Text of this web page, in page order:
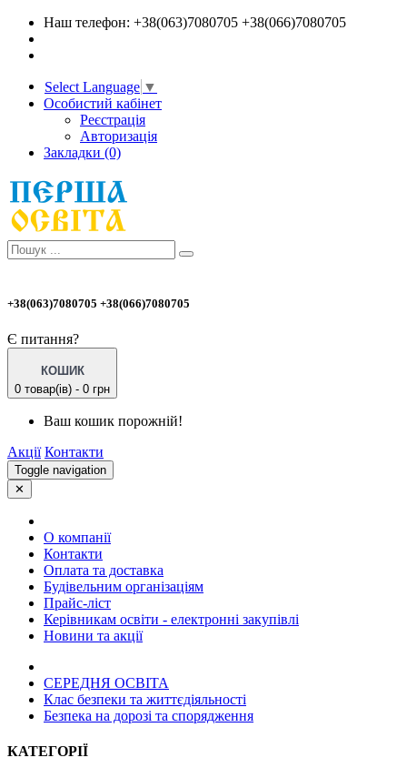
Наш телефон: +38(063)7080705 +38(066)7080705
Select Language ▼
Особистий кабінет
Реєстрація
Авторизація
Закладки (0)
+38(063)7080705 +38(066)7080705
Є питання?
КОШИК
0 товар(ів) - 0 грн
Ваш кошик порожній!
Акції Контакти
Toggle navigation
✕
О компанії
Контакти
Оплата та доставка
Будівельним організаціям
Прайс-ліст
Керівникам освіти - електронні закупівлі
Новини та акції
СЕРЕДНЯ ОСВIТА
Клас безпеки та життєдіяльності
Безпека на дорозі та спорядження
КАТЕГОРІЇ